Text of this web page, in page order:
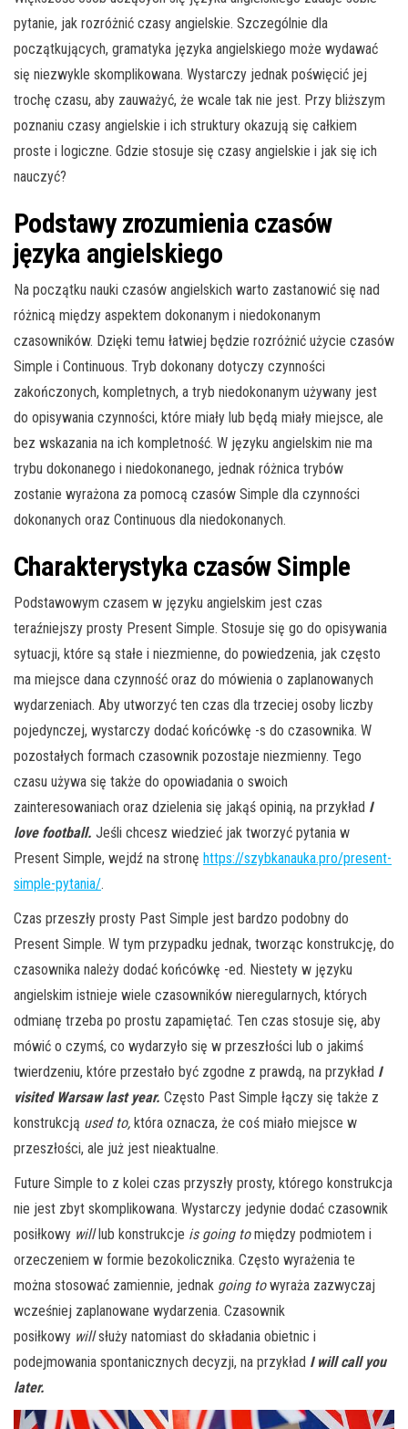
pytanie, jak rozróżnić czasy angielskie. Szczególnie dla
początkujących, gramatyka języka angielskiego może wydawać
się niezwykle skomplikowana. Wystarczy jednak poświęcić jej
trochę czasu, aby zauważyć, że wcale tak nie jest. Przy bliższym
poznaniu czasy angielskie i ich struktury okazują się całkiem
proste i logiczne. Gdzie stosuje się czasy angielskie i jak się ich
nauczyć?
Podstawy zrozumienia czasów
języka angielskiego
Na początku nauki czasów angielskich warto zastanowić się nad
różnicą między aspektem dokonanym i niedokonanym
czasowników. Dzięki temu łatwiej będzie rozróżnić użycie czasów
Simple i Continuous. Tryb dokonany dotyczy czynności
zakończonych, kompletnych, a tryb niedokonanym używany jest
do opisywania czynności, które miały lub będą miały miejsce, ale
bez wskazania na ich kompletność. W języku angielskim nie ma
trybu dokonanego i niedokonanego, jednak różnica trybów
zostanie wyrażona za pomocą czasów Simple dla czynności
dokonanych oraz Continuous dla niedokonanych.
Charakterystyka czasów Simple
Podstawowym czasem w języku angielskim jest czas
teraźniejszy prosty Present Simple. Stosuje się go do opisywania
sytuacji, które są stałe i niezmienne, do powiedzenia, jak często
ma miejsce dana czynność oraz do mówienia o zaplanowanych
wydarzeniach. Aby utworzyć ten czas dla trzeciej osoby liczby
pojedynczej, wystarczy dodać końcówkę -s do czasownika. W
pozostałych formach czasownik pozostaje niezmienny. Tego
czasu używa się także do opowiadania o swoich
zainteresowaniach oraz dzielenia się jakąś opinią, na przykład I
love football. Jeśli chcesz wiedzieć jak tworzyć pytania w
Present Simple, wejdź na stronę https://szybkanauka.pro/present-
simple-pytania/.
Czas przeszły prosty Past Simple jest bardzo podobny do
Present Simple. W tym przypadku jednak, tworząc konstrukcję, do
czasownika należy dodać końcówkę -ed. Niestety w języku
angielskim istnieje wiele czasowników nieregularnych, których
odmianę trzeba po prostu zapamiętać. Ten czas stosuje się, aby
mówić o czymś, co wydarzyło się w przeszłości lub o jakimś
twierdzeniu, które przestało być zgodne z prawdą, na przykład I
visited Warsaw last year. Często Past Simple łączy się także z
konstrukcją used to, która oznacza, że coś miało miejsce w
przeszłości, ale już jest nieaktualne.
Future Simple to z kolei czas przyszły prosty, którego konstrukcja
nie jest zbyt skomplikowana. Wystarczy jedynie dodać czasownik
posiłkowy willlub konstrukcje is going tomiędzy podmiotem i
orzeczeniem w formie bezokolicznika. Często wyrażenia te
można stosować zamiennie, jednak going towyraża zazwyczaj
wcześniej zaplanowane wydarzenia. Czasownik
posiłkowy willsłuży natomiast do składania obietnic i
podejmowania spontanicznych decyzji, na przykład I will call you
later.